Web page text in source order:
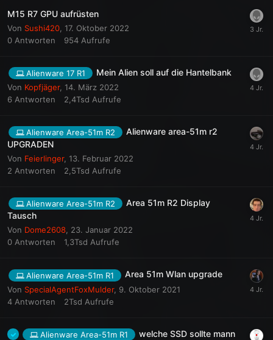
M15 R7 GPU aufrüsten
Von Sushi420 17. Oktober 2022
0 Antworten 954 Aufrufe
Alienware 17 R1 Mein Alien soll auf die Hantelbank
Von Kopfjäger, 14. März 2022
6 Antworten 2,4Tsd Aufrufe
Alienware Area-51m R2
Alienware area-51m r2
UPGRADEN
Von Feierlinger, 13. Februar 2022
2 Antworten 2,5Tsd Aufrufe
Alienware Area-51m R2
Area 51m R2 Display
Tausch
Von Dome2608, 23. Januar 2022
0 Antworten 1,3Tsd Aufrufe
Alienware Area-51m R1 Area 51m Wlan upgrade
Von SpecialAgentFoxMulder, 9. Oktober 2021
4 Antworten 2Tsd Aufrufe
Alienware Area-51m R1
welche SSD sollte mann